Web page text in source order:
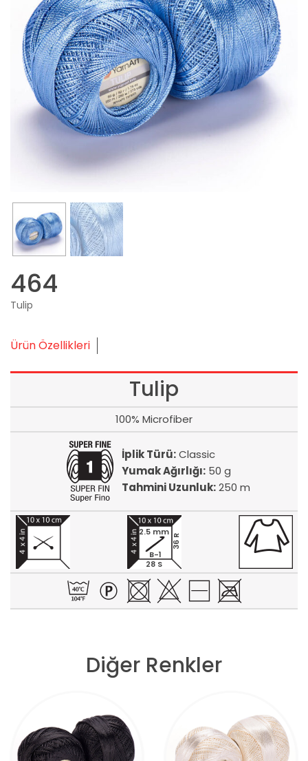
464
Tulip
Ürün Özellikleri
Tulip
100% Microfiber
İplik Türü:Classic
Yumak Ağırlığı:50 g
Tahmini Uzunluk:250 m
28 S
36 R
2.5 mm
B-1
Diğer Renkler